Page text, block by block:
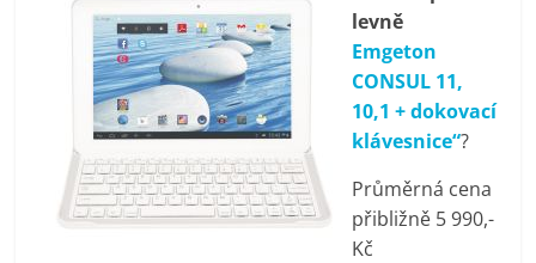
mobilní
telefony,
kávovary,
bazény
levně
Emgeton
CONSUL 11,
10,1 + dokovací
klávesnice“?
Průměrná cena
přibližně 5 990,-
Kč